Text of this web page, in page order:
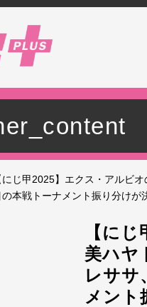
にじ甲2025】エクス・アルビ
本戦トーナメント振り分けが
【に
美ハヤ
レササ
メント